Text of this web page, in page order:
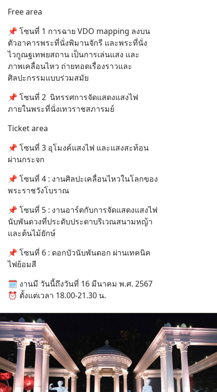
และวิถีชีวิตของผู้คนอย่างยาวนา
นต่
Free area
📌 โซนที่ 1 การฉาย VDO mapping ลงบน
ตัวอาคารพระที่นั่งพิมานจักรี และพระที่นั่ง
ไวกูณฐเทพยสถาน เป็นการเล่นแสง และ
ภาพเคลื่อนไหว ถ่ายทอดเรื่องราวและ
ศิลปะกรรมแบบร่วมสมัย
📌 โซนที่ 2  นิทรรศการจัดแสดงแสงไฟ
ภายในพระที่นั่งเทวราชสภารมย์
Ticket area
📌 โซนที่ 3 อุโมงค์แสงไฟ และแสงสะท้อน
ผ่านกระจก
📌 โซนที่ 4 : งานศิลปะเคลื่อนไหวในโลกของ
พระราชวังโบราณ
📌 โซนที่ 5 : งานอาร์ตกับการจัดแสดงแสงไฟ
นับพันดวงที่ประดับประดาบริเวณสนามหญ้า
และต้นไม้ยักษ์
📌 โซนที่ 6 : ดอกบัวนับพันดอก ผ่านเทคนิค
ไฟย้อมสี
🗓 งานมี วันนี้ถึงวันที่ 16 มีนาคม พ.ศ. 2567
⏰️ ตั้งแต่เวลา 18.00-21.30 น.